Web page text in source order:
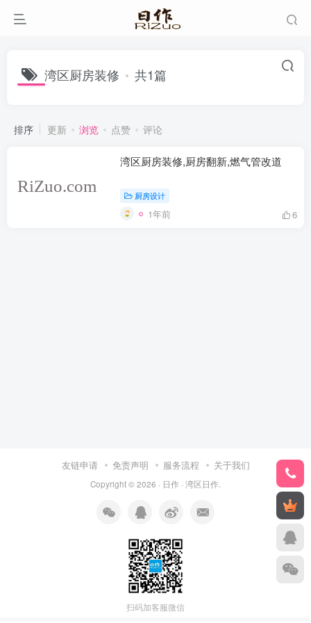
湾区厨房装修 共1篇
排序 更新 浏览 点赞 评论
湾区厨房装修,厨房翻新,燃气管改道
厨房设计
1年前 6
友链申请 免责声明 服务流程 关于我们
Copyright © 2026 · 日作 · 湾区日作
扫码加客服微信